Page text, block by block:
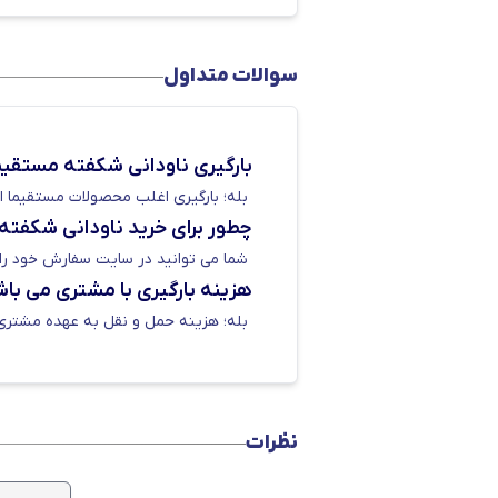
خرید ناودانی شکفته مشهد به
در حال حاضر شرکت های زیادی
آنجایی که قیمت ها در بازار
دکتر آهنبه سبب همکاری طولانی
مستقیم از کارخانه دارد. شما می توانید
سوالات متداول
بارگیری ناودانی شکفته
بله؛ بارگیری اغلب محصولات مستقیما
چطور برای خرید ناودانی
شما می توانید در سایت سفارش خود را ثبت کنید و یا
هزینه بارگیری با مشتری می
بله؛ هزینه حمل و نقل به عهده
نظرات